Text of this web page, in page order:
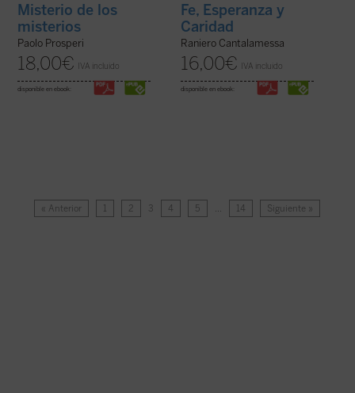
Misterio de los
misterios
Paolo Prosperi
18,00€ IVA incluido
disponible en ebook:
Fe, Esperanza y
Caridad
Raniero Cantalamessa
16,00€ IVA incluido
disponible en ebook:
« Anterior 1 2 3 4 5 … 14 Siguiente »